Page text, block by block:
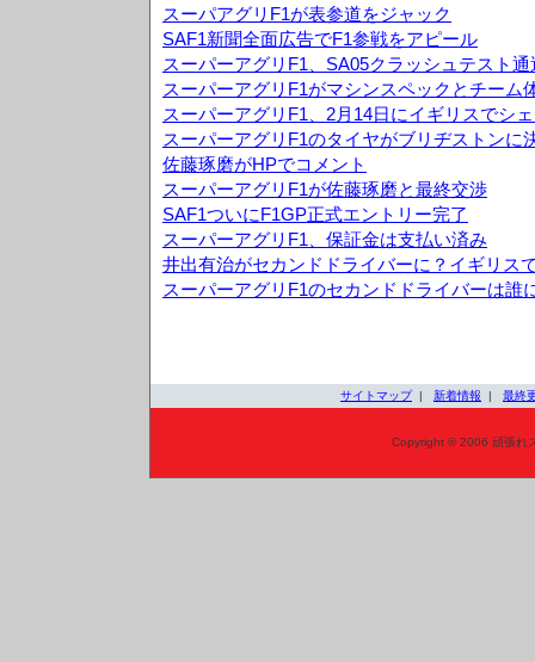
スーパアグリF1が表参道をジャック
SAF1新聞全面広告でF1参戦をアピール
スーパーアグリF1、SA05クラッシュテスト通
スーパーアグリF1がマシンスペックとチーム
スーパーアグリF1、2月14日にイギリスでシ
スーパーアグリF1のタイヤがブリヂストンに
佐藤琢磨がHPでコメント
スーパーアグリF1が佐藤琢磨と最終交渉
SAF1ついにF1GP正式エントリー完了
スーパーアグリF1、保証金は支払い済み
井出有治がセカンドドライバーに？イギリス
スーパーアグリF1のセカンドドライバーは誰
サイトマップ| 新着情報 | 最終
Copyright © 2006 頑張れ